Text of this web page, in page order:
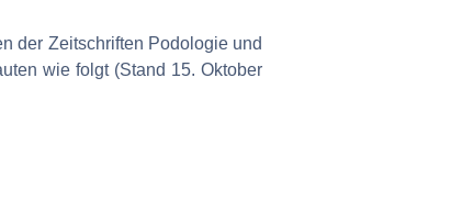
der Zeitschriften Podologie und
wie folgt (Stand 15. Oktober